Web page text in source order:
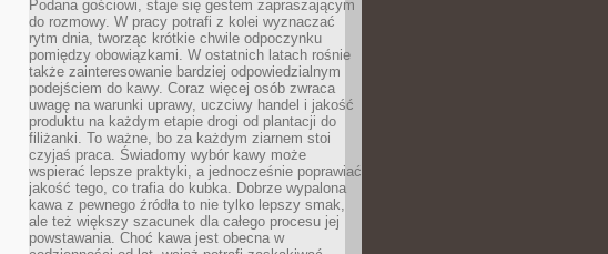
Podana gościowi, staje się gestem zapraszającym
do rozmowy. W pracy potrafi z kolei wyznaczać
rytm dnia, tworząc krótkie chwile odpoczynku
pomiędzy obowiązkami. W ostatnich latach rośnie
także zainteresowanie bardziej odpowiedzialnym
podejściem do kawy. Coraz więcej osób zwraca
uwagę na warunki uprawy, uczciwy handel i jakość
produktu na każdym etapie drogi od plantacji do
filiżanki. To ważne, bo za każdym ziarnem stoi
czyjaś praca. Świadomy wybór kawy może
wspierać lepsze praktyki, a jednocześnie poprawiać
jakość tego, co trafia do kubka. Dobrze wypalona
kawa z pewnego źródła to nie tylko lepszy smak,
ale też większy szacunek dla całego procesu jej
powstawania. Choć kawa jest obecna w